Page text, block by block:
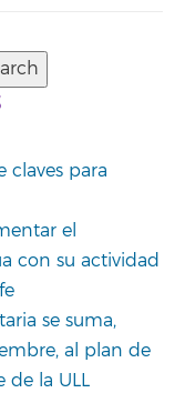
claves para
el
con su actividad
se suma,
al plan de
de la ULL